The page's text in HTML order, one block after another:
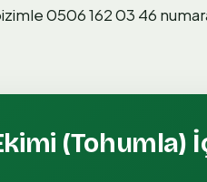
0506 162 03 46
(Tohumla)